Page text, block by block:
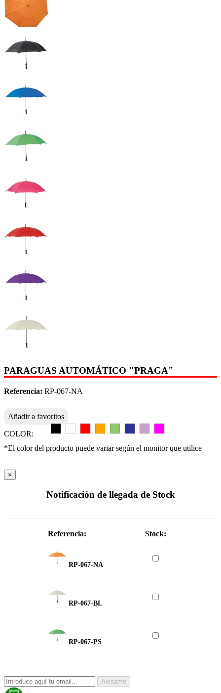
PARAGUAS AUTOMÁTICO "PRAGA"
Referencia: RP-067-NA
Añadir a favoritos
COLOR:
*El color del producto puede variar según el monitor que utilice
×
Notificación de llegada de Stock
Referencia: Stock:
RP-067-NA
RP-067-BL
RP-067-PS
Avisame